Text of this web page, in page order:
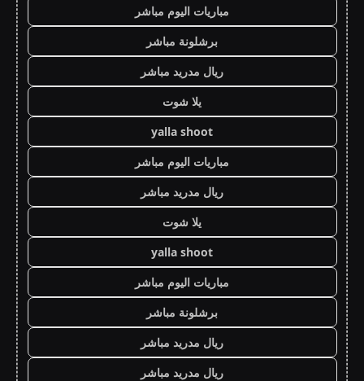
مباريات اليوم مباشر
برشلونة مباشر
ريال مدريد مباشر
يلا شوت
yalla shoot
مباريات اليوم مباشر
ريال مدريد مباشر
يلا شوت
yalla shoot
مباريات اليوم مباشر
برشلونة مباشر
ريال مدريد مباشر
ريال مدريد مباشر